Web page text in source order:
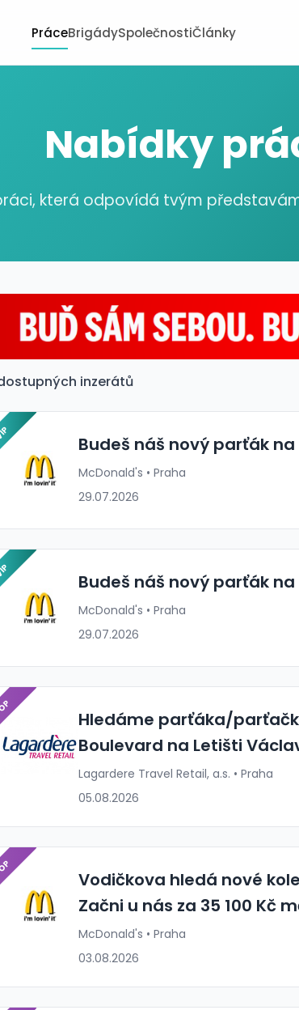
PráceBrigádySpolečnostiČlánky
Nabídky
která odpovídá tvým
inzerátů
Budeš náš nový parťák na
McDonald's • Praha
29.07.2026
Budeš náš nový parťák
McDonald's • Praha
29.07.2026
Hledáme parťáka/
Boulevard na Letišti
Lagardere Travel Retail, a.s. • Praha
05.08.2026
Vodičkova hledá nové
Začni u nás za 35 100 Kč
McDonald's • Praha
03.08.2026